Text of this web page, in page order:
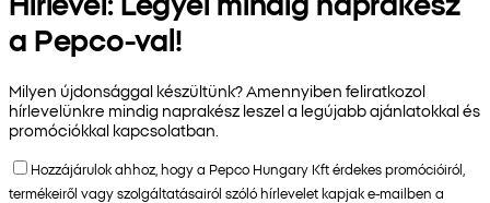
a Pepco-val!
Milyen újdonsággal készültünk? Amennyiben feliratkozol
hírlevelünkre mindig naprakész leszel a legújabb ajánlatokkal és
promóciókkal kapcsolatban.
Hozzájárulok ahhoz, hogy a Pepco Hungary Kft érdekes promócióiról,
termékeiről vagy szolgáltatásairól szóló hírlevelet kapjak e-mailben a